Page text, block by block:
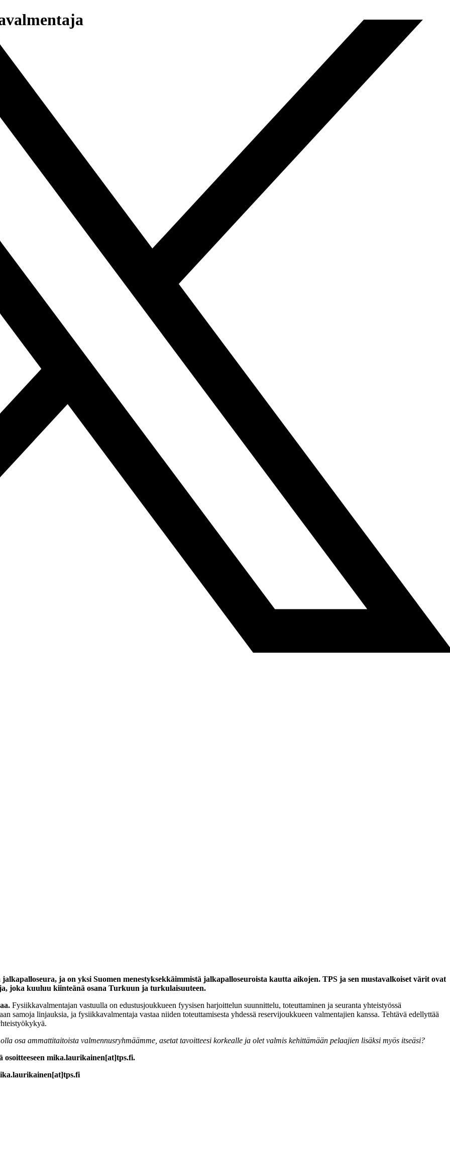
ja on yksi Suomen menestyksekkäimmistä jalkapalloseuroista kautta aikojen. TPS ja sen mustavalkoiset värit ovat
joka kuuluu kiinteänä osana Turkuun ja turkulaisuuteen.
Fysiikkavalmentajan vastuulla on edustusjoukkueen fyysisen harjoittelun suunnittelu, toteuttaminen ja seuranta yhteistyössä
samoja linjauksia, ja fysiikkavalmentaja vastaa niiden toteuttamisesta yhdessä reservijoukkueen valmentajien kanssa. Tehtävä edellyttää
osa ammattitaitoista valmennusryhmäämme, asetat tavoitteesi korkealle ja olet valmis kehittämään pelaajien lisäksi myös itseäsi?
osoitteeseen mika.laurikainen[at]tps.fi.